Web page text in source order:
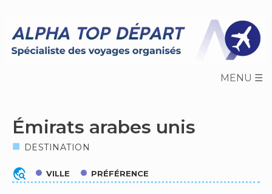
content
Émirats arabes unis
DESTINATION
travel_explore VILLE PRÉFÉRENCE